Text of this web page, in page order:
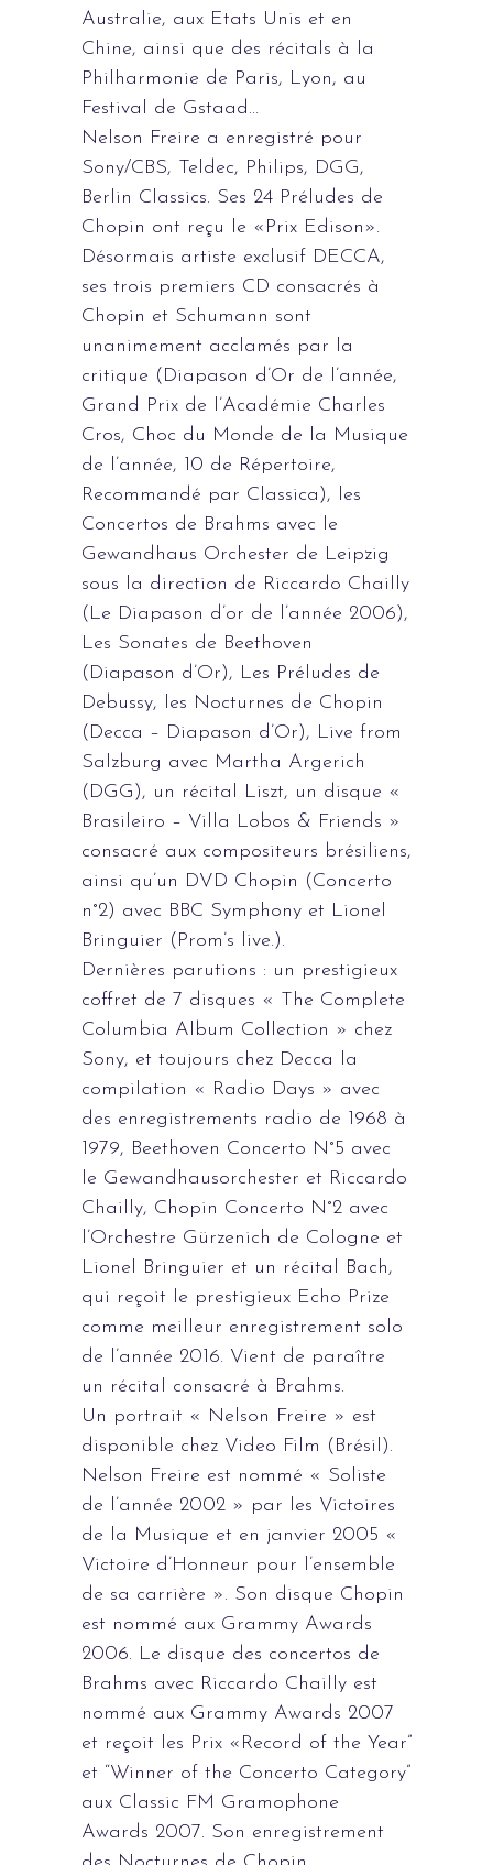
Australie, aux Etats Unis et en
Chine, ainsi que des récitals à la
Philharmonie de Paris, Lyon, au
Festival de Gstaad…
Nelson Freire a enregistré pour
Sony/CBS, Teldec, Philips, DGG,
Berlin Classics. Ses 24 Préludes de
Chopin ont reçu le «Prix Edison».
Désormais artiste exclusif DECCA,
ses trois premiers CD consacrés à
Chopin et Schumann sont
unanimement acclamés par la
critique (Diapason d’Or de l’année,
Grand Prix de l’Académie Charles
Cros, Choc du Monde de la Musique
de l’année, 10 de Répertoire,
Recommandé par Classica), les
Concertos de Brahms avec le
Gewandhaus Orchester de Leipzig
sous la direction de Riccardo Chailly
(Le Diapason d’or de l’année 2006),
Les Sonates de Beethoven
(Diapason d’Or), Les Préludes de
Debussy, les Nocturnes de Chopin
(Decca – Diapason d’Or), Live from
Salzburg avec Martha Argerich
(DGG), un récital Liszt, un disque «
Brasileiro – Villa Lobos & Friends »
consacré aux compositeurs brésiliens,
ainsi qu’un DVD Chopin (Concerto
n°2) avec BBC Symphony et Lionel
Bringuier (Prom’s live.).
Dernières parutions : un prestigieux
coffret de 7 disques « The Complete
Columbia Album Collection » chez
Sony, et toujours chez Decca la
compilation « Radio Days » avec
des enregistrements radio de 1968 à
1979, Beethoven Concerto N°5 avec
le Gewandhausorchester et Riccardo
Chailly, Chopin Concerto N°2 avec
l’Orchestre Gürzenich de Cologne et
Lionel Bringuier et un récital Bach,
qui reçoit le prestigieux Echo Prize
comme meilleur enregistrement solo
de l’année 2016. Vient de paraître
un récital consacré à Brahms.
Un portrait « Nelson Freire » est
disponible chez Video Film (Brésil).
Nelson Freire est nommé « Soliste
de l’année 2002 » par les Victoires
de la Musique et en janvier 2005 «
Victoire d’Honneur pour l’ensemble
de sa carrière ». Son disque Chopin
est nommé aux Grammy Awards
2006. Le disque des concertos de
Brahms avec Riccardo Chailly est
nommé aux Grammy Awards 2007
et reçoit les Prix «Record of the Year”
et “Winner of the Concerto Category”
aux Classic FM Gramophone
Awards 2007. Son enregistrement